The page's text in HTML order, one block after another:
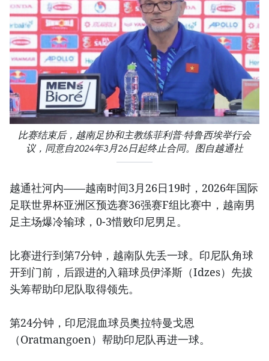
比赛结束后，越南足协和主教练菲利普·特鲁西埃举行会
议，同意自2024年3月26日起终止合同。图自越通社
越通社河内——越南时间3月26日19时，2026年国际
足联世界杯亚洲区预选赛36强赛F组比赛中，越南男
足主场爆冷输球，0-3惜败印尼男足。
比赛进行到第7分钟，越南队先丢一球。印尼队角球
开到门前，后跟进的入籍球员伊泽斯（Idzes）先拔
头筹帮助印尼队取得领先。
第24分钟，印尼混血球员奥拉特曼戈恩
（Oratmangoen）帮助印尼队再进一球。